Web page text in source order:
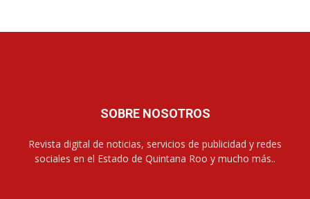
SOBRE NOSOTROS
Revista digital de noticias, servicios de publicidad y redes
sociales en el Estado de Quintana Roo y mucho más..